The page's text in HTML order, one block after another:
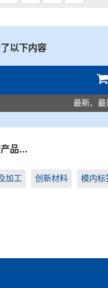
以下内容
最新、最
产品…
加工 创新材料 模内标